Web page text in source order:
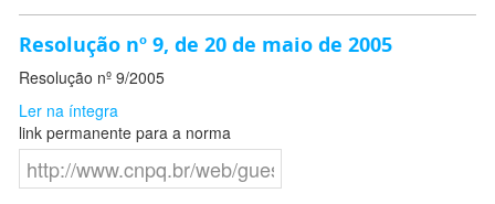
Resolução nº 9, de 20 de maio de 2005
Resolução nº 9/2005
Ler na íntegra
link permanente para a norma